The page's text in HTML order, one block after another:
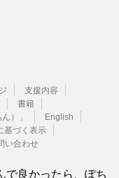
支援内容
書籍
）」
English
基づく表示
い合わせ
で良かったら、ぽち